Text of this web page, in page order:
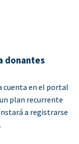
donantes
cuenta en el portal
plan recurrente
a registrarse